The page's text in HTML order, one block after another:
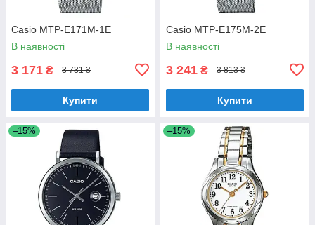
Casio MTP-E171M-1E
В наявності
3 171 ₴ 3 731 ₴
Купити
Casio MTP-E175M-2E
В наявності
3 241 ₴ 3 813 ₴
Купити
–15% –15%